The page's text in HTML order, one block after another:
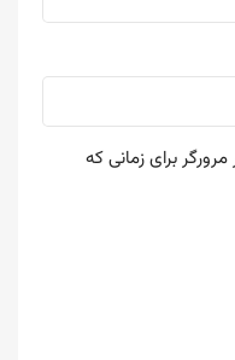
برای زمانی که